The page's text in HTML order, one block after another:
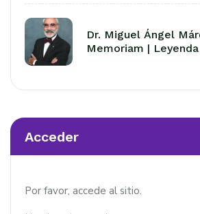
Dr. Miguel Ángel
Memoriam |
Acceder
Por favor, accede al sitio.